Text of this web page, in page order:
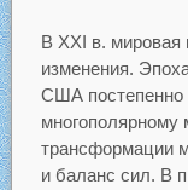
В XXI в. мировая
изменения.
США постепенно
многополярному
трансформации
и баланс сил. В